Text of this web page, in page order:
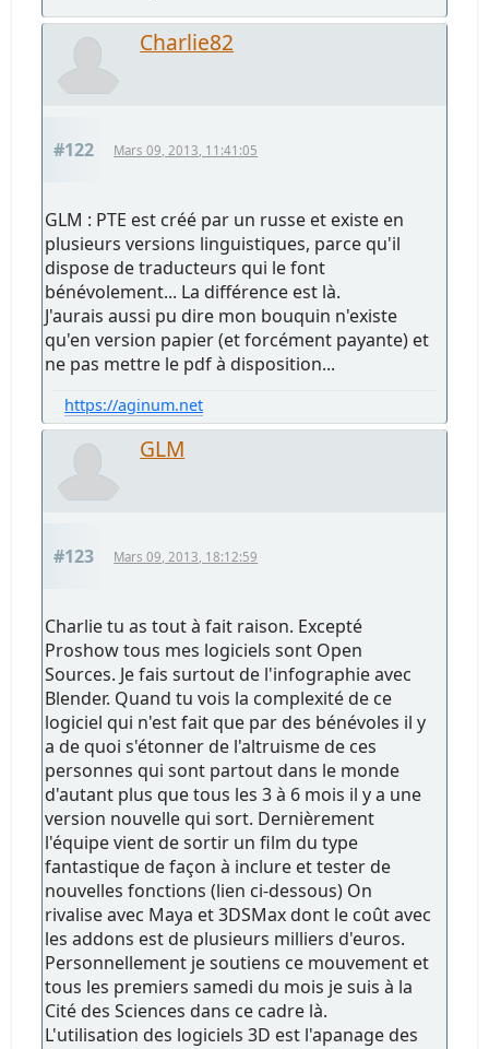
Charlie82
#122 Mars 09, 2013, 11:41:05
GLM : PTE est créé par un russe et existe en
plusieurs versions linguistiques, parce qu'il
dispose de traducteurs qui le font
bénévolement... La différence est là.
J'aurais aussi pu dire mon bouquin n'existe
qu'en version papier (et forcément payante) et
ne pas mettre le pdf à disposition...
https://aginum.net
GLM
#123 Mars 09, 2013, 18:12:59
Charlie tu as tout à fait raison. Excepté
Proshow tous mes logiciels sont Open
Sources. Je fais surtout de l'infographie avec
Blender. Quand tu vois la complexité de ce
logiciel qui n'est fait que par des bénévoles il y
a de quoi s'étonner de l'altruisme de ces
personnes qui sont partout dans le monde
d'autant plus que tous les 3 à 6 mois il y a une
version nouvelle qui sort. Dernièrement
l'équipe vient de sortir un film du type
fantastique de façon à inclure et tester de
nouvelles fonctions (lien ci-dessous) On
rivalise avec Maya et 3DSMax dont le coût avec
les addons est de plusieurs milliers d'euros.
Personnellement je soutiens ce mouvement et
tous les premiers samedi du mois je suis à la
Cité des Sciences dans ce cadre là.
L'utilisation des logiciels 3D est l'apanage des